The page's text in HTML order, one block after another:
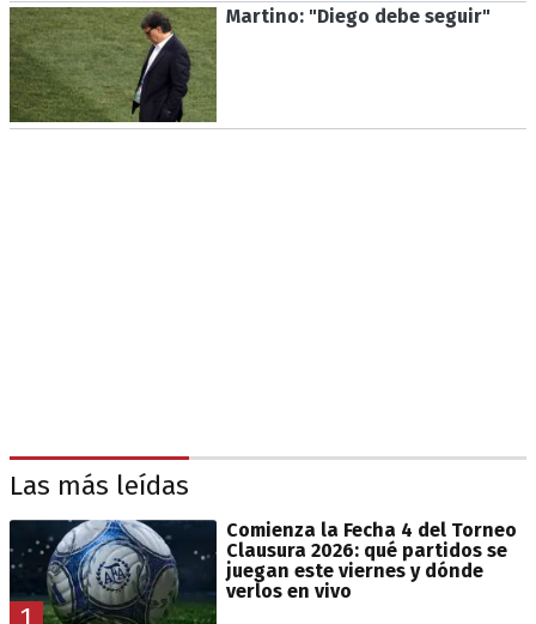
Martino: "Diego debe seguir"
Las más leídas
1
Comienza la Fecha 4 del Torneo
Clausura 2026: qué partidos se
juegan este viernes y dónde
verlos en vivo